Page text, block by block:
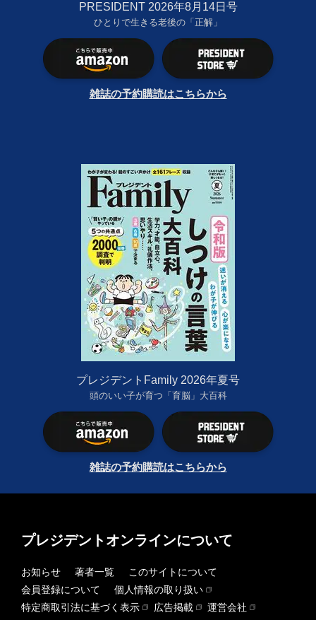
PRESIDENT 2026年8月14日号
ひとりで生きる老後の「正解」
雑誌の予約購読はこちらから
プレジデントFamily 2026年夏号
頭のいい子が育つ「育脳」大百科
雑誌の予約購読はこちらから
プレジデントオンラインについて
お知らせ 著者一覧
このサイトについて
会員登録について
個人情報の取り扱い
特定商取引法に基づく表示
広告掲載
運営会社